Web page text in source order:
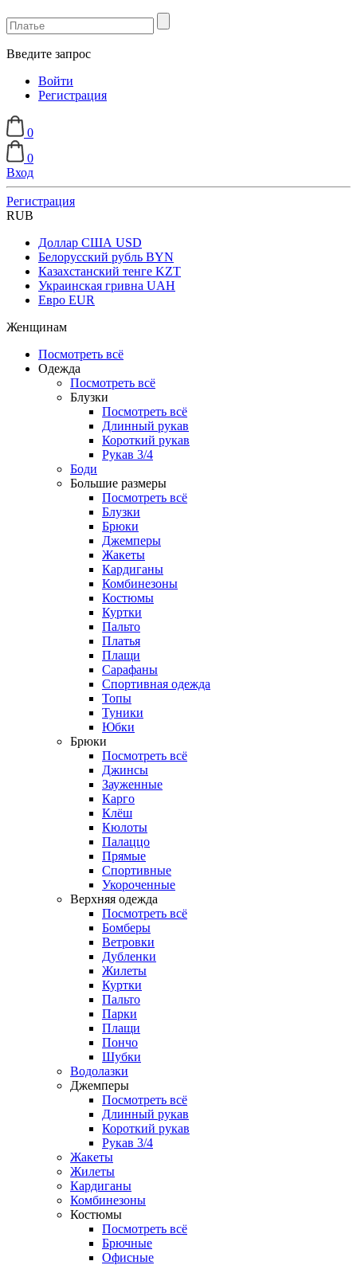
Введите запрос
Войти
Регистрация
0
0
Вход
Регистрация
RUB
Доллар США USD
Белорусский рубль BYN
Казахстанский тенге KZT
Украинская гривна UAH
Евро EUR
Женщинам
Посмотреть всё
Одежда
Посмотреть всё
Блузки
Посмотреть всё
Длинный рукав
Короткий рукав
Рукав 3/4
Боди
Большие размеры
Посмотреть всё
Блузки
Брюки
Джемперы
Жакеты
Кардиганы
Комбинезоны
Костюмы
Куртки
Пальто
Платья
Плащи
Сарафаны
Спортивная одежда
Топы
Туники
Юбки
Брюки
Посмотреть всё
Джинсы
Зауженные
Карго
Клёш
Кюлоты
Палаццо
Прямые
Спортивные
Укороченные
Верхняя одежда
Посмотреть всё
Бомберы
Ветровки
Дубленки
Жилеты
Куртки
Пальто
Парки
Плащи
Пончо
Шубки
Водолазки
Джемперы
Посмотреть всё
Длинный рукав
Короткий рукав
Рукав 3/4
Жакеты
Жилеты
Кардиганы
Комбинезоны
Костюмы
Посмотреть всё
Брючные
Офисные